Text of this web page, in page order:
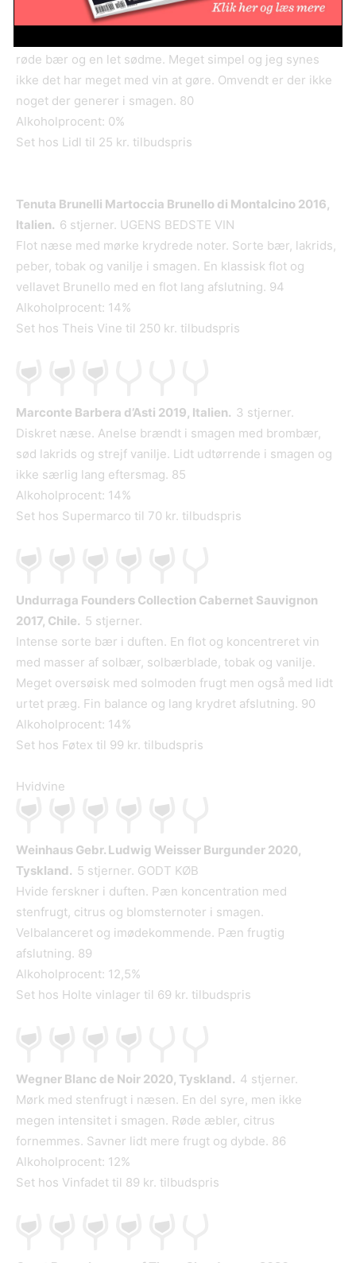
Cabernet Sauvignon de-alcoholised NV.
2 stjerner.
røde bær og en let sødme. Meget simpel og jeg synes
ikke det har meget med vin at gøre. Omvendt er der ikke
noget der generer i smagen. 80
Alkoholprocent: 0%
Set hos Lidl til 25 kr. tilbudspris
Tenuta Brunelli Martoccia Brunello di Montalcino 2016,
Italien. 6 stjerner. UGENS BEDSTE VIN
Flot næse med mørke krydrede noter. Sorte bær, lakrids,
peber, tobak og vanilje i smagen. En klassisk flot og
vellavet Brunello med en flot lang afslutning. 94
Alkoholprocent: 14%
Set hos Theis Vine til 250 kr. tilbudspris
Marconte Barbera d’Asti 2019, Italien. 3 stjerner.
Diskret næse. Anelse brændt i smagen med brombær,
sød lakrids og strejf vanilje. Lidt udtørrende i smagen og
ikke særlig lang eftersmag. 85
Alkoholprocent: 14%
Set hos Supermarco til 70 kr. tilbudspris
Undurraga Founders Collection Cabernet Sauvignon
2017, Chile. 5 stjerner.
Intense sorte bær i duften. En flot og koncentreret vin
med masser af solbær, solbærblade, tobak og vanilje.
Meget oversøisk med solmoden frugt men også med lidt
urtet præg. Fin balance og lang krydret afslutning. 90
Alkoholprocent: 14%
Set hos Føtex til 99 kr. tilbudspris
Hvidvine
Weinhaus Gebr. Ludwig Weisser Burgunder 2020,
Tyskland. 5 stjerner. GODT KØB
Hvide ferskner i duften. Pæn koncentration med
stenfrugt, citrus og blomsternoter i smagen.
Velbalanceret og imødekommende. Pæn frugtig
afslutning. 89
Alkoholprocent: 12,5%
Set hos Holte vinlager til 69 kr. tilbudspris
Wegner Blanc de Noir 2020, Tyskland. 4 stjerner.
Mørk med stenfrugt i næsen. En del syre, men ikke
megen intensitet i smagen. Røde æbler, citrus
fornemmes. Savner lidt mere frugt og dybde. 86
Alkoholprocent: 12%
Set hos Vinfadet til 89 kr. tilbudspris